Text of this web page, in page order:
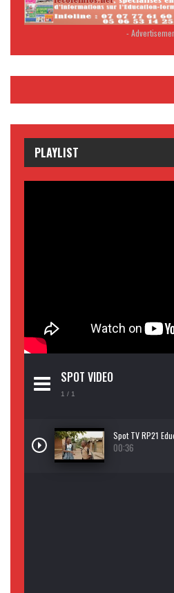
-
PLAYLIST
SPOT VIDEO
1 / 1
Spot TV RP21
00:36